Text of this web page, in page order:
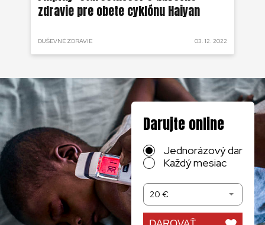
zdravie pre obete cyklónu Haiyan
DUŠEVNÉ ZDRAVIE 03. 12. 2022
Darujte online
Jednorázový dar
Každý mesiac
20 €